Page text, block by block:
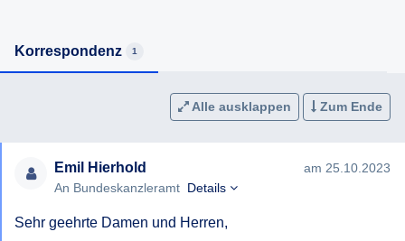
Korrespondenz 1
Alle ausklappen Zum Ende
Emil Hierhold
am 25.10.2023
An Bundeskanzleramt Details
Sehr geehrte Damen und Herren,